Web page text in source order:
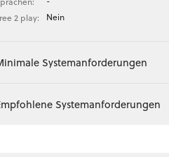
2 play:
Nein
Systemanforderungen
Systemanforderungen